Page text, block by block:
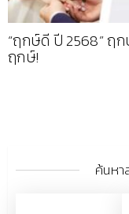
“ฤกษ์ดี ปี 2568” ฤ
ฤกษ์!
ค้นหา